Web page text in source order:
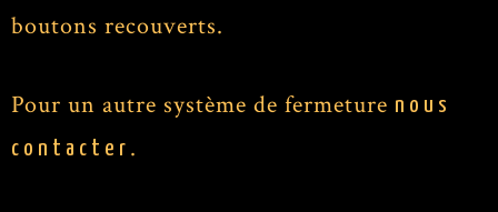
boutons recouverts.
Pour un autre système de fermeture nous
contacter .